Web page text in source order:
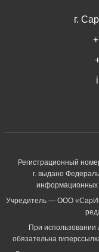
г.
Регистрационный
г. выдано
информационных
Учредитель — ООО
При
обязательна